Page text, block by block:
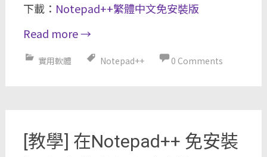
下載： Notepad++繁體中文免安裝版
Read more→
實用軟體 Notepad++ 0 Comments
[教學] 在Notepad++ 免安裝